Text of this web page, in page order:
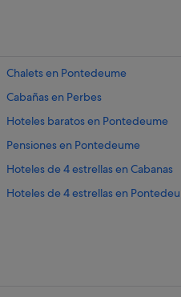
Chalets en Pontedeume
Cabañas en Perbes
Hoteles baratos en Pontedeume
Pensiones en Pontedeume
Hoteles de 4 estrellas en Cabanas
Hoteles de 4 estrellas en